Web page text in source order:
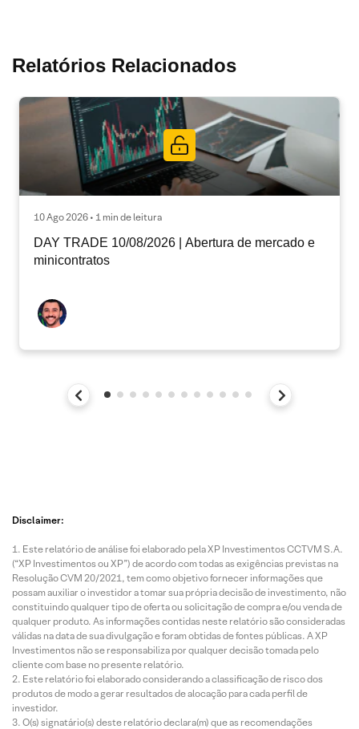
Relatórios Relacionados
10 Ago 2026 • 1 min de leitura
DAY TRADE 10/08/2026 | Abertura de mercado e
minicontratos
Disclaimer:
Este relatório de análise foi elaborado pela XP Investimentos CCTVM S.A.
(“XP Investimentos ou XP”) de acordo com todas as exigências previstas na
Resolução CVM 20/2021, tem como objetivo fornecer informações que
possam auxiliar o investidor a tomar sua própria decisão de investimento, não
constituindo qualquer tipo de oferta ou solicitação de compra e/ou venda de
qualquer produto. As informações contidas neste relatório são consideradas
válidas na data de sua divulgação e foram obtidas de fontes públicas. A XP
Investimentos não se responsabiliza por qualquer decisão tomada pelo
cliente com base no presente relatório.
Este relatório foi elaborado considerando a classificação de risco dos
produtos de modo a gerar resultados de alocação para cada perfil de
investidor.
O(s) signatário(s) deste relatório declara(m) que as recomendações